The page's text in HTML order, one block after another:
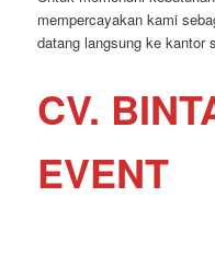
mempercayakan kami
datang langsung ke kantor
CV.
EVENT